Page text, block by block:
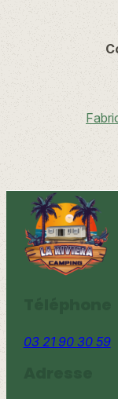
03 21 90 30 59